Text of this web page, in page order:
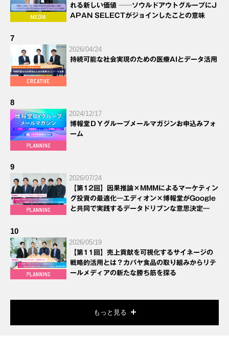
れる新しい価値 ──ソウルドアウトグループにJ
APAN SELECTがジョインしたことの意味
7
2026/04/24
持続可能な社会実現のための医療AIとデータ活用
8
2024/12/17
博報堂ＤＹグループメールマガジンお申込みフォ
ーム
9
2026/07/24
【第12回】因果推論×MMMによるマーケティン
グ投資の最適化―エディオン×博報堂がGoogle
と共同で実践するデータドリブンな意思決定―
10
2026/05/19
【第11回】売上貢献を可視化するサイネージの
戦略的活用とは？カバヤ食品の取り組みからリテ
ールメディアの新たな勝ち筋を探る
もっと見る